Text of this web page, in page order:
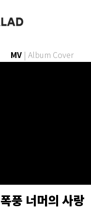
MV | Album Cover
폭풍 너머의 사랑